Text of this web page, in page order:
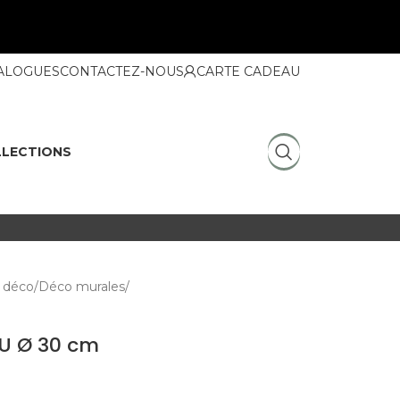
CONTACTEZ-NOUS CARTE CADEAU
Déco murales
Ø 30 cm